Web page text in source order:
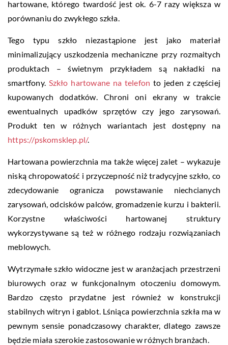
hartowane, którego twardość jest ok. 6-7 razy większa w
porównaniu do zwykłego szkła.
Tego typu szkło niezastąpione jest jako materiał
minimalizujący uszkodzenia mechaniczne przy rozmaitych
produktach – świetnym przykładem są nakładki na
smartfony. Szkło hartowane na telefon to jeden z częściej
kupowanych dodatków. Chroni oni ekrany w trakcie
ewentualnych upadków sprzętów czy jego zarysowań.
Produkt ten w różnych wariantach jest dostępny na
https://pskomsklep.pl/.
Hartowana powierzchnia ma także więcej zalet – wykazuje
niską chropowatość i przyczepność niż tradycyjne szkło, co
zdecydowanie ogranicza powstawanie niechcianych
zarysowań, odcisków palców, gromadzenie kurzu i bakterii.
Korzystne właściwości hartowanej struktury
wykorzystywane są też w różnego rodzaju rozwiązaniach
meblowych.
Wytrzymałe szkło widoczne jest w aranżacjach przestrzeni
biurowych oraz w funkcjonalnym otoczeniu domowym.
Bardzo często przydatne jest również w konstrukcji
stabilnych witryn i gablot. Lśniąca powierzchnia szkła ma w
pewnym sensie ponadczasowy charakter, dlatego zawsze
będzie miała szerokie zastosowanie w różnych branżach.